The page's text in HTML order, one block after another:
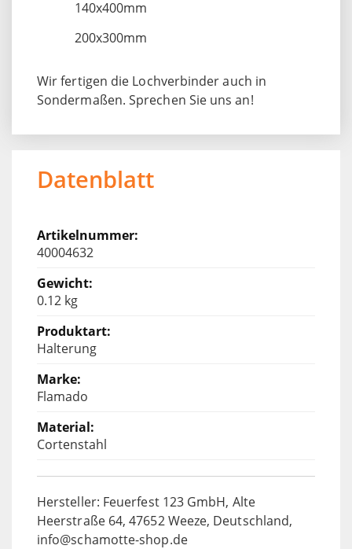
140x400mm
200x300mm
Wir fertigen die Lochverbinder auch in
Sondermaßen. Sprechen Sie uns an!
Datenblatt
40004632
0.12 kg
Halterung
Flamado
Cortenstahl
Hersteller: Feuerfest 123 GmbH, Alte
Heerstraße 64, 47652 Weeze, Deutschland,
info@schamotte-shop.de